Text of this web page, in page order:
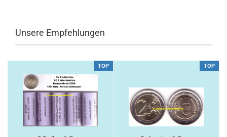
Unsere Empfehlungen
TOP TOP